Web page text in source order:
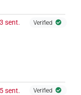
3 sent. Verified
5 sent. Verified